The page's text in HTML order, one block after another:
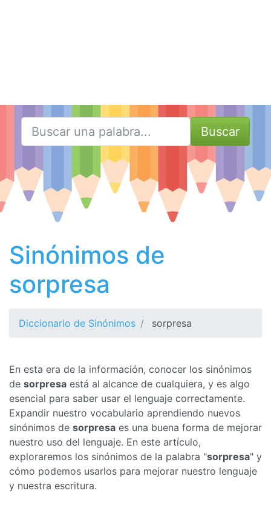
Buscar
Sinónimos de
sorpresa
Diccionario de Sinónimos sorpresa
En esta era de la información, conocer los sinónimos
de sorpresa está al alcance de cualquiera, y es algo
esencial para saber usar el lenguaje correctamente.
Expandir nuestro vocabulario aprendiendo nuevos
sinónimos de sorpresa es una buena forma de mejorar
nuestro uso del lenguaje. En este artículo,
exploraremos los sinónimos de la palabra "sorpresa" y
cómo podemos usarlos para mejorar nuestro lenguaje
y nuestra escritura.